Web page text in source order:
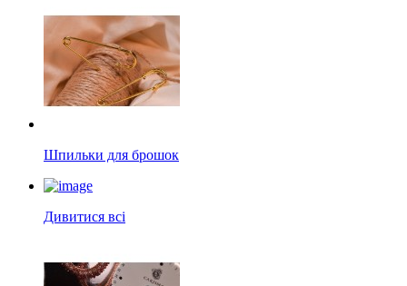
Шпильки для брошок
Дивитися всі